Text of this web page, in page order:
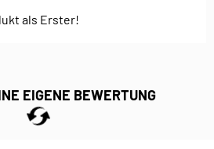
als Erster!
EIGENE BEWERTUNG